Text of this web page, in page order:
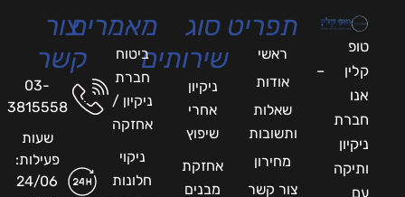
טופ
קלין –
אנו
חברת
ניקיון
ותיקה
עם
תפריט
ראשי
אודות
שאלות
ותשובות
מחירון
צור קשר
סוג
שירותים
ניקיון
אחרי
שיפוץ
אחזקת
מבנים
מאמרים
ביטוח
חברת
ניקיון /
אחזקה
ניקוי
חלונות
צור
קשר
03-
3815558
שעות
פעילות:
24/06